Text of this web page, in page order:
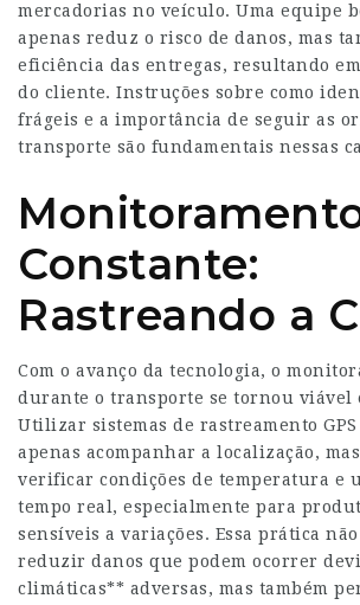
mercadorias no veículo. Uma equipe
apenas reduz o risco de danos, mas
eficiência das entregas, resultando
do cliente. Instruções sobre como
frágeis e a importância de seguir as
transporte são fundamentais nessas
Constante:
Rastreando a
Com o avanço da tecnologia, o
durante o transporte se tornou viável
Utilizar sistemas de rastreamento
apenas acompanhar a localização,
verificar condições de temperatura e
tempo real, especialmente para
sensíveis a variações. Essa prática
reduzir danos que podem ocorrer
climáticas** adversas, mas também